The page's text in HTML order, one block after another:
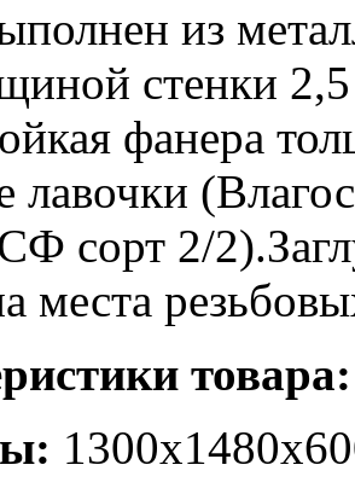
из
стенки
фанера
лавочки
сорт 2/
места
товара: